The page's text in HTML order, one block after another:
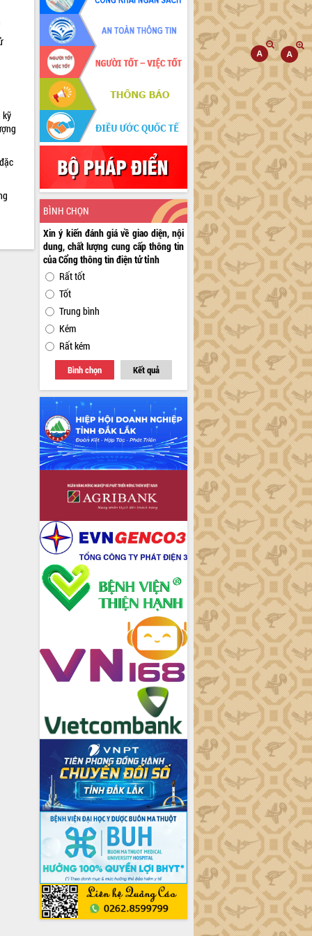
kỹ
BÌNH CHỌN
Xin ý kiến đánh giá về giao diện, nội
dung, chất lượng cung cấp thông tin
của Cổng thông tin điện tử tỉnh
Rất tốt
Tốt
Trung bình
Kém
Rất kém
Bình chọn Kết quả